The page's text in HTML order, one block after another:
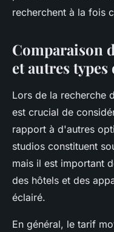
recherchent à la fois
Comparaison
et autres
Lors de la recherche
est crucial de
rapport à d'autres
studios constituent
mais il est important
des hôtels et des
éclairé.
En général, le tarif